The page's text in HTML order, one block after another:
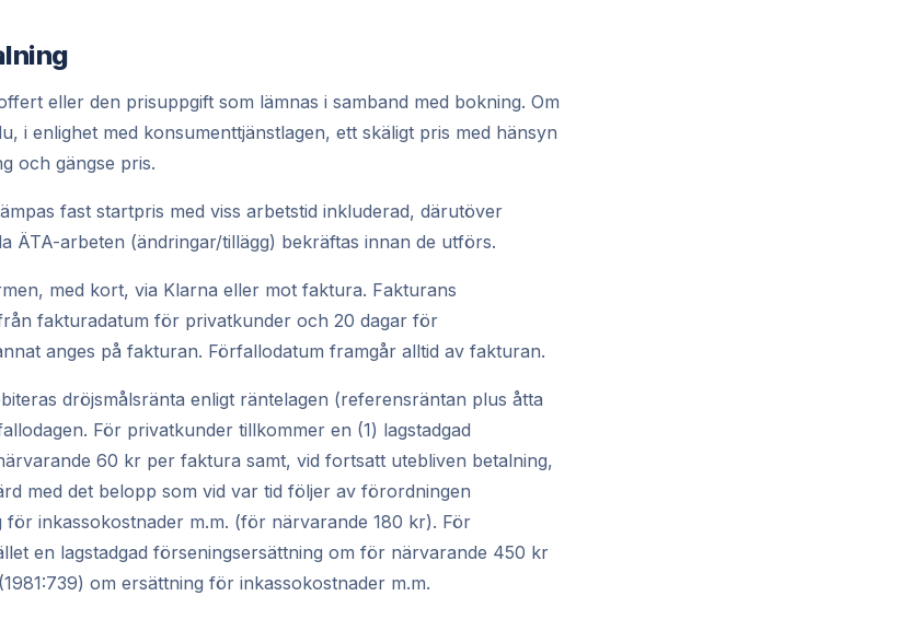
eller den prisuppgift som lämnas i samband med bokning. Om
i enlighet med konsumenttjänstlagen, ett skäligt pris med hänsyn
och gängse pris.
fast startpris med viss arbetstid inkluderad, därutöver
ÄTA-arbeten (ändringar/tillägg) bekräftas innan de utförs.
med kort, via Klarna eller mot faktura. Fakturans
fakturadatum för privatkunder och 20 dagar för
anges på fakturan. Förfallodatum framgår alltid av fakturan.
dröjsmålsränta enligt räntelagen (referensräntan plus åtta
För privatkunder tillkommer en (1) lagstadgad
60 kr per faktura samt, vid fortsatt utebliven betalning,
med det belopp som vid var tid följer av förordningen
för inkassokostnader m.m. (för närvarande 180 kr). För
en lagstadgad förseningsersättning om för närvarande 450 kr
om ersättning för inkassokostnader m.m.